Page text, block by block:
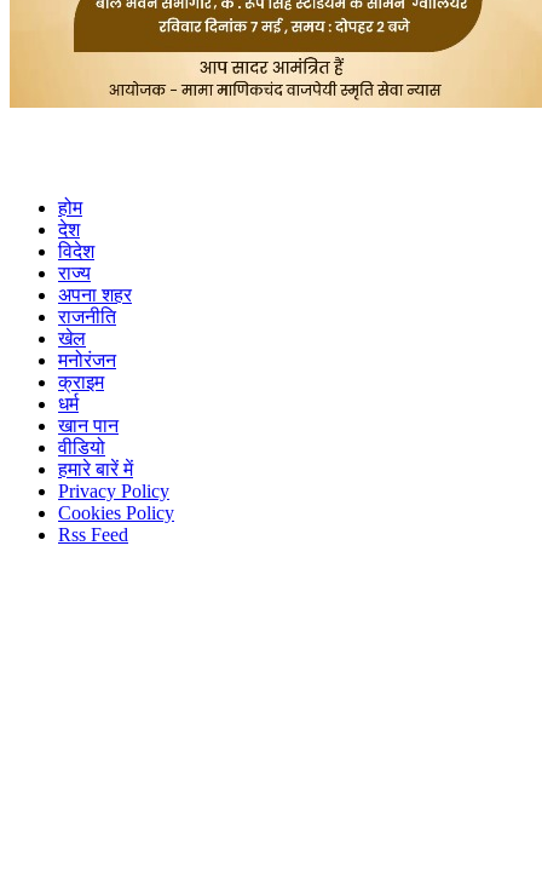
होम
देश
विदेश
राज्य
अपना शहर
राजनीति
खेल
मनोरंजन
क्राइम
धर्म
खान पान
वीडियो
हमारे बारें में
Privacy Policy
Cookies Policy
Rss Feed